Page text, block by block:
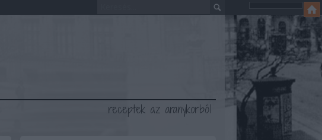
receptek az aranykorból